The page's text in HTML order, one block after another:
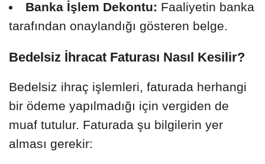
Banka İşlem Dekontu: Faaliyetin banka
tarafından onaylandığı gösteren belge.
Bedelsiz İhracat Faturası Nasıl Kesilir?
Bedelsiz ihraç işlemleri, faturada herhangi
bir ödeme yapılmadığı için vergiden de
muaf tutulur. Faturada şu bilgilerin yer
alması gerekir: